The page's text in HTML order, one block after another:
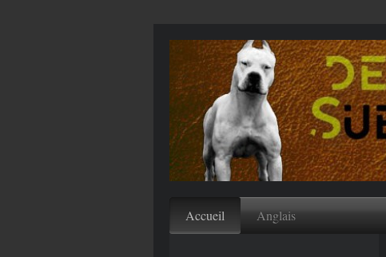
Accueil Anglais